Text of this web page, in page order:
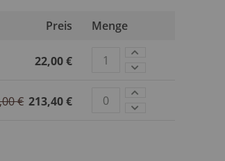
Preis Menge
22,00 €
213,40 €
€